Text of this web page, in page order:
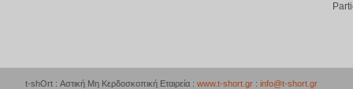
t-shOrt : Αστική Μη Κερδοσκοπική Εταιρεία : www.t-short.gr : info@t-short.gr